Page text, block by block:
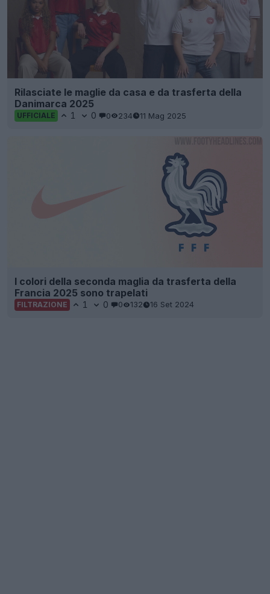
Rilasciate le maglie da casa e da trasferta della
Danimarca 2025
UFFICIALE 1 0 0 234 11 Mag 2025
I colori della seconda maglia da trasferta della
Francia 2025 sono trapelati
FILTRAZIONE 1 0 0 132 16 Set 2024